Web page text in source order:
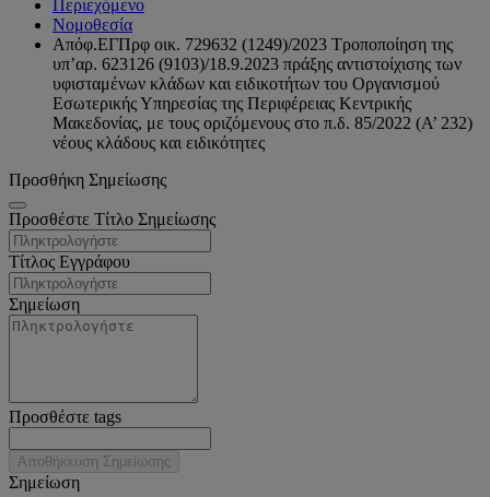
Περιεχόμενο
Νομοθεσία
Απόφ.ΕΓΠρφ οικ. 729632 (1249)/2023 Τροποποίηση της
υπ’αρ. 623126 (9103)/18.9.2023 πράξης αντιστοίχισης των
υφισταμένων κλάδων και ειδικοτήτων του Οργανισμού
Εσωτερικής Υπηρεσίας της Περιφέρειας Κεντρικής
Μακεδονίας, με τους οριζόμενους στο π.δ. 85/2022 (Α’ 232)
νέους κλάδους και ειδικότητες
Προσθήκη Σημείωσης
Προσθέστε Τίτλο Σημείωσης
Τίτλος Εγγράφου
Σημείωση
Προσθέστε tags
Αποθήκευση Σημείωσης
Σημείωση